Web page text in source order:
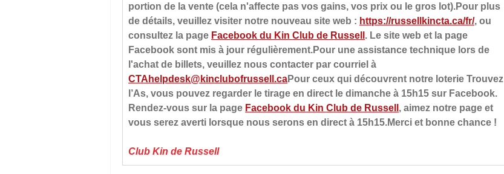
portion de la vente (cela n'affecte pas vos gains, vos prix ou le gros lot).Pour plus
de détails, veuillez visiter notre nouveau site web : https://russellkincta.ca/fr/, ou
consultez la page Facebook du Kin Club de Russell . Le site web et la page
Facebook sont mis à jour régulièrement.Pour une assistance technique lors de
l'achat de billets, veuillez nous contacter par courriel à
CTAhelpdesk@kinclubofrussell.caPour ceux qui découvrent notre loterie Trouvez
l’As, vous pouvez regarder le tirage en direct le dimanche à 15h15 sur Facebook.
Rendez-vous sur la page Facebook du Kin Club de Russell , aimez notre page et
vous serez averti lorsque nous serons en direct à 15h15.Merci et bonne chance !
Club Kin de Russell